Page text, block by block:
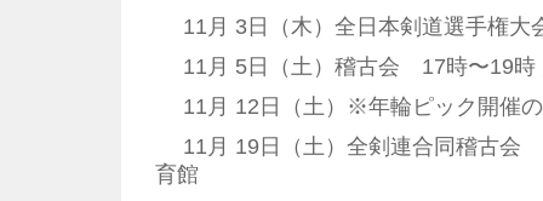
11月 3日（木）全日本剣道選手権
11月 5日（土）稽古会 17時〜19時
11月 12日（土）※年輪ピック開催の
11月 19日（土）全剣連合同稽古会
育館